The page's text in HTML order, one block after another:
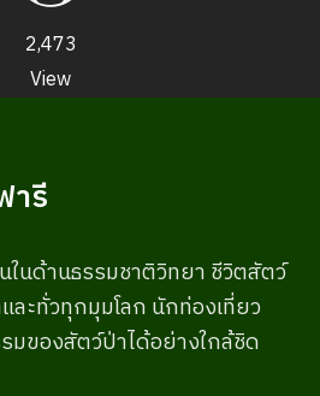
2,473
View
ารี
ในด้านธรรมชาติวิทยา ชีวิตสัตว์
ละทั่วทุกมุมโลก นักท่องเที่ยว
ของสัตว์ป่าได้อย่างใกล้ชิด